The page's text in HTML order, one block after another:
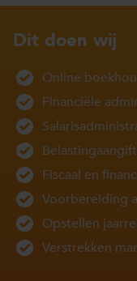
Dit doen wij
Online
Financiële
Fiscaal en
Voorbereiding
Opstellen
Verstrekken